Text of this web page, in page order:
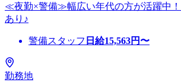
≪夜勤×警備≫幅広い年代の方が活躍中！
あり♪
警備スタッフ 日給15,563円〜
勤務地